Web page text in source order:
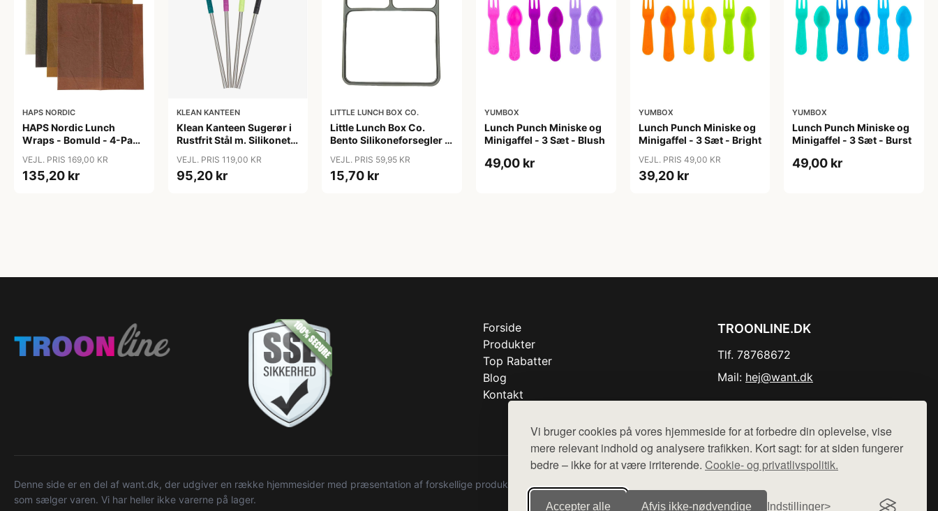
Vi bruger cookies på vores hjemmeside for at forbedre din oplevelse, vise
mere relevant indhold og analysere trafikken. Kort sagt: for at siden fungerer
bedre – ikke for at være irriterende. Cookie- og privatlivspolitik.
Accepter alle Afvis ikke‑nødvendige Indstillinger
HAPS NORDIC
HAPS Nordic Lunch
Wraps - Bomuld - 4-Pak -
VEJL. PRIS 169,00 KR
135,20 kr
KLEAN KANTEEN
Klean Kanteen Sugerør i
Rustfrit Stål m. Silikonetip
Color
VEJL. PRIS 119,00 KR
95,20 kr
LITTLE LUNCH BOX CO.
Little Lunch Box Co.
Bento Silikoneforsegler -
VEJL. PRIS 59,95 KR
15,70 kr
YUMBOX
Lunch Punch Miniske og
Minigaffel - 3 Sæt - Blush
49,00 kr
YUMBOX
Lunch Punch Miniske og
Minigaffel - 3 Sæt - Bright
VEJL. PRIS 49,00 KR
39,20 kr
YUMBOX
Lunch Punch Miniske og
Minigaffel - 3 Sæt - Burst
49,00 kr
Forside
Produkter
Top Rabatter
Blog
Kontakt
TROONLINE.DK
Tlf. 78768672
Mail: hej@want.dk
Denne side er en del af want.dk, der udgiver en række hjemmesider med præsentation af forskellige produkter fra diverse webshops. Der sælges ikke varer fra denne side - vi henviser til de shops,
som sælger varen. Vi har heller ikke varerne på lager.